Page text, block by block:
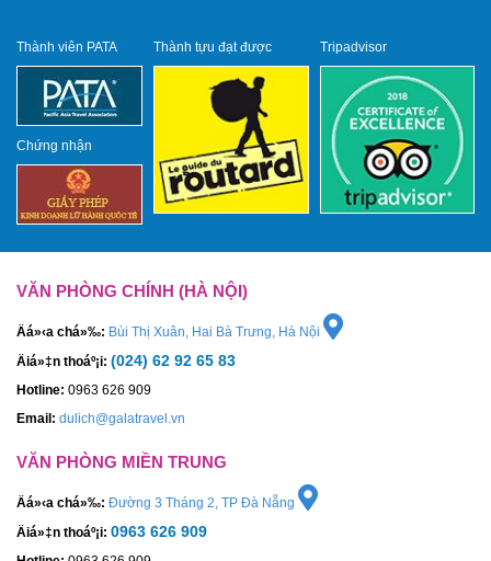
Thành viên PATA
Chứng nhận
Thành tựu đạt được Tripadvisor
VĂN PHÒNG CHÍNH (HÀ NỘI)
Äá»‹a chá»‰: Bùi Thị Xuân, Hai Bà Trưng, Hà Nội
Äiá»‡n thoáº¡i: (024) 62 92 65 83
Hotline: 0963 626 909
Email: dulich@galatravel.vn
VĂN PHÒNG MIỀN TRUNG
Äá»‹a chá»‰: Đường 3 Tháng 2, TP Đà Nẵng
Äiá»‡n thoáº¡i: 0963 626 909